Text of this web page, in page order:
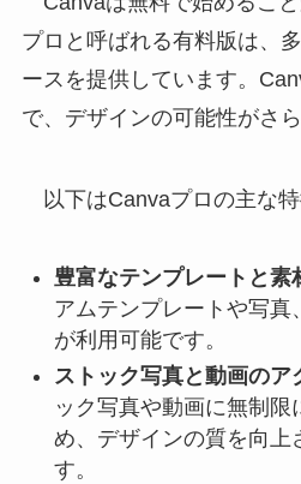
プロと呼ばれる有料版は、
ースを提供しています。
で、デザインの可能性がさ
以下はCanvaプロの主な特
豊富なテンプレートと素
アムテンプレートや写真
が利用可能です。
ストック写真と動画のア
ック写真や動画に無制限
め、デザインの質を向上
す。